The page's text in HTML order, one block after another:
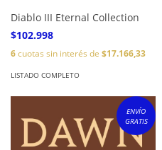
Diablo III Eternal Collection
$102.998
6cuotas sin interés de $17.166,33
LISTADO COMPLETO
ENVÍO
GRATIS